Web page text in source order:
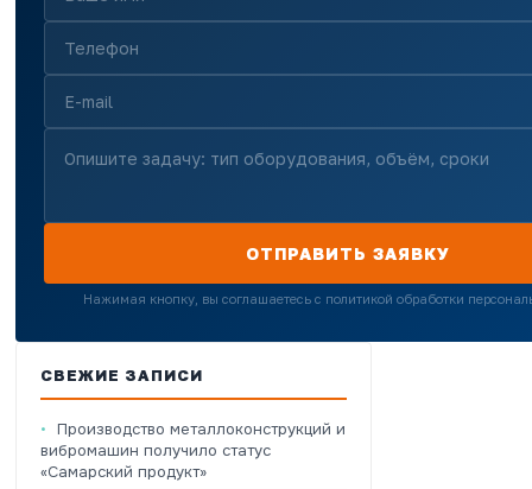
ОТПРАВИТЬ ЗАЯВКУ
Нажимая кнопку, вы соглашаетесь с политикой обработки
СВЕЖИЕ ЗАПИСИ
Производство металлоконструкций и
вибромашин получило статус
«Самарский продукт»